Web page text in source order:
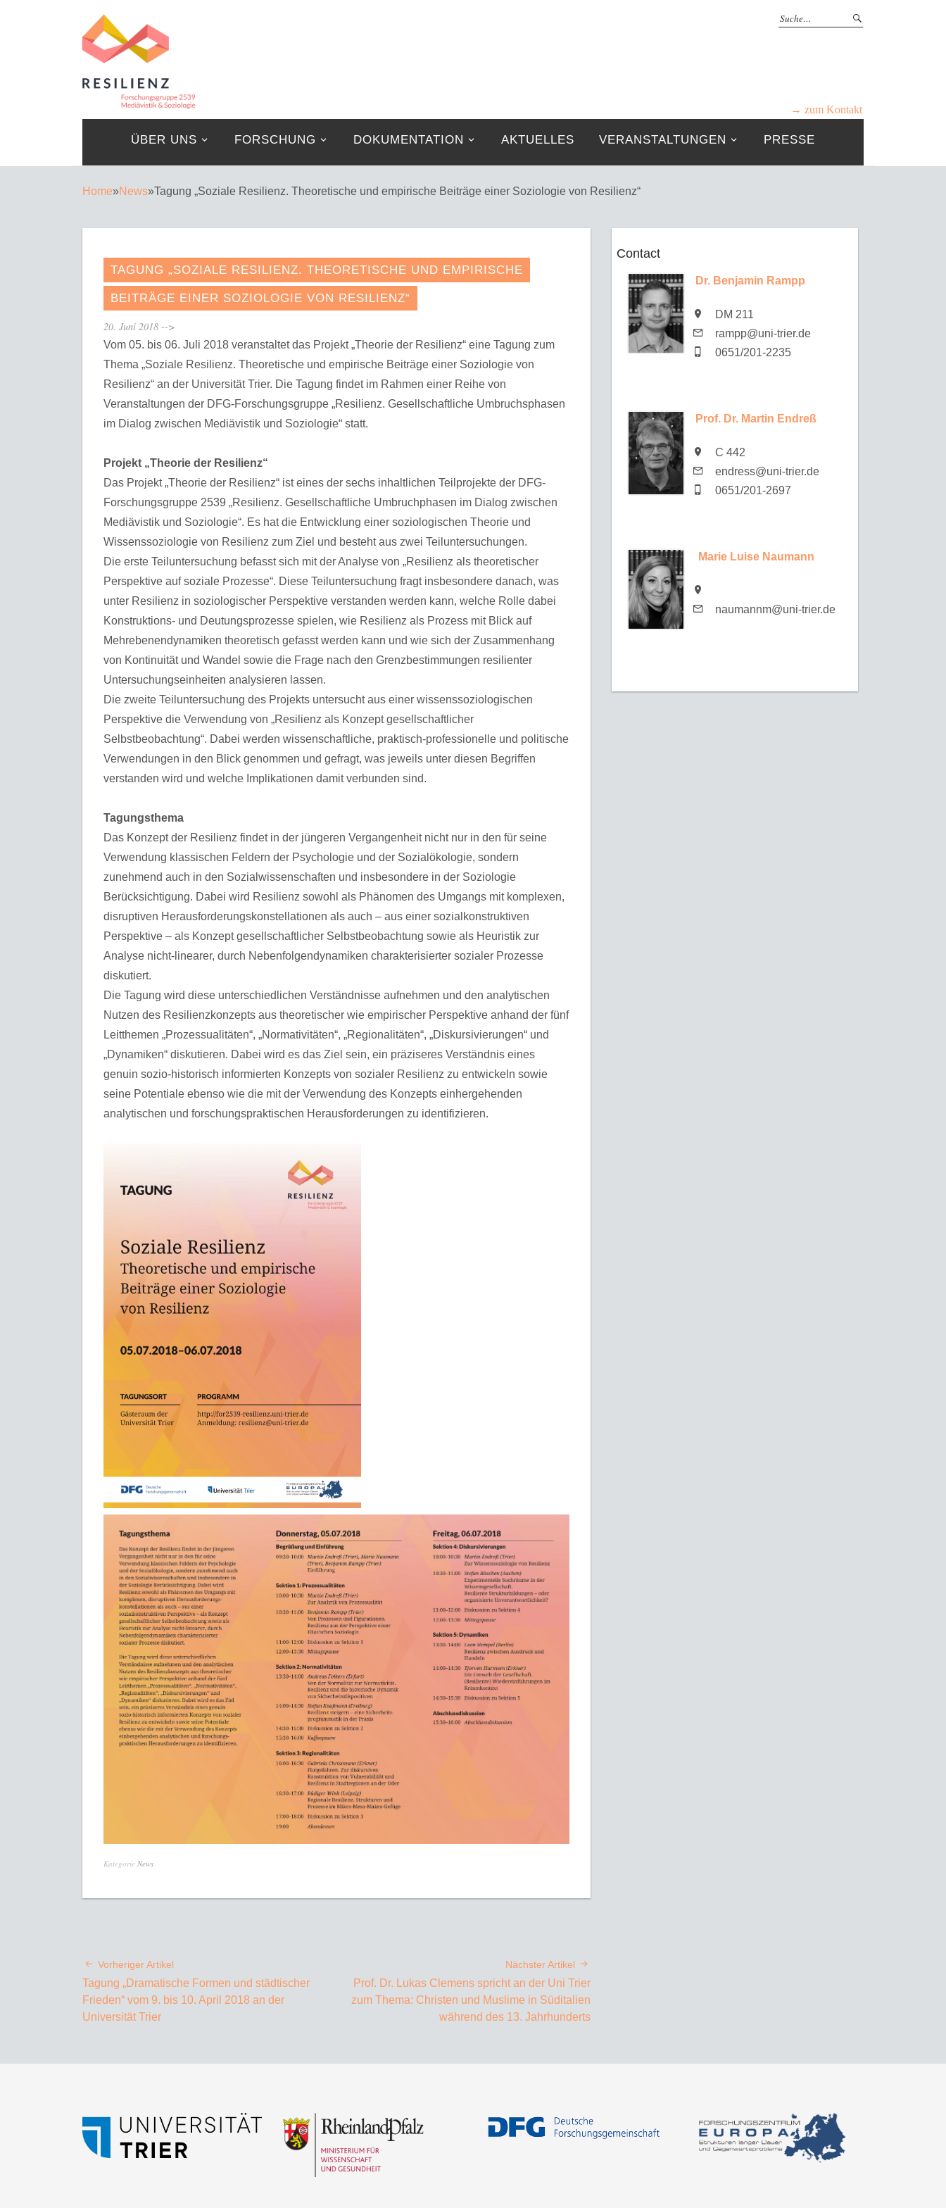
→ zum Kontakt
ÜBER UNS FORSCHUNG DOKUMENTATION AKTUELLES VERANSTALTUNGEN PRESSE
Home»News»Tagung „Soziale Resilienz. Theoretische und empirische Beiträge einer Soziologie von Resilienz“
TAGUNG „SOZIALE RESILIENZ. THEORETISCHE UND EMPIRISCHE
BEITRÄGE EINER SOZIOLOGIE VON RESILIENZ“
20. Juni 2018 -->
Vom 05. bis 06. Juli 2018 veranstaltet das Projekt „Theorie der Resilienz“ eine Tagung zum
Thema „Soziale Resilienz. Theoretische und empirische Beiträge einer Soziologie von
Resilienz“ an der Universität Trier. Die Tagung findet im Rahmen einer Reihe von
Veranstaltungen der DFG-Forschungsgruppe „Resilienz. Gesellschaftliche Umbruchsphasen
im Dialog zwischen Mediävistik und Soziologie“ statt.
Projekt „Theorie der Resilienz“
Das Projekt „Theorie der Resilienz“ ist eines der sechs inhaltlichen Teilprojekte der DFG-
Forschungsgruppe 2539 „Resilienz. Gesellschaftliche Umbruchphasen im Dialog zwischen
Mediävistik und Soziologie“. Es hat die Entwicklung einer soziologischen Theorie und
Wissenssoziologie von Resilienz zum Ziel und besteht aus zwei Teiluntersuchungen.
Die erste Teiluntersuchung befasst sich mit der Analyse von „Resilienz als theoretischer
Perspektive auf soziale Prozesse“. Diese Teiluntersuchung fragt insbesondere danach, was
unter Resilienz in soziologischer Perspektive verstanden werden kann, welche Rolle dabei
Konstruktions- und Deutungsprozesse spielen, wie Resilienz als Prozess mit Blick auf
Mehrebenendynamiken theoretisch gefasst werden kann und wie sich der Zusammenhang
von Kontinuität und Wandel sowie die Frage nach den Grenzbestimmungen resilienter
Untersuchungseinheiten analysieren lassen.
Die zweite Teiluntersuchung des Projekts untersucht aus einer wissenssoziologischen
Perspektive die Verwendung von „Resilienz als Konzept gesellschaftlicher
Selbstbeobachtung“. Dabei werden wissenschaftliche, praktisch-professionelle und politische
Verwendungen in den Blick genommen und gefragt, was jeweils unter diesen Begriffen
verstanden wird und welche Implikationen damit verbunden sind.
Tagungsthema
Das Konzept der Resilienz findet in der jüngeren Vergangenheit nicht nur in den für seine
Verwendung klassischen Feldern der Psychologie und der Sozialökologie, sondern
zunehmend auch in den Sozialwissenschaften und insbesondere in der Soziologie
Berücksichtigung. Dabei wird Resilienz sowohl als Phänomen des Umgangs mit komplexen,
disruptiven Herausforderungskonstellationen als auch – aus einer sozialkonstruktiven
Perspektive – als Konzept gesellschaftlicher Selbstbeobachtung sowie als Heuristik zur
Analyse nicht-linearer, durch Nebenfolgendynamiken charakterisierter sozialer Prozesse
diskutiert.
Die Tagung wird diese unterschiedlichen Verständnisse aufnehmen und den analytischen
Nutzen des Resilienzkonzepts aus theoretischer wie empirischer Perspektive anhand der fünf
Leitthemen „Prozessualitäten“, „Normativitäten“, „Regionalitäten“, „Diskursivierungen“ und
„Dynamiken“ diskutieren. Dabei wird es das Ziel sein, ein präziseres Verständnis eines
genuin sozio-historisch informierten Konzepts von sozialer Resilienz zu entwickeln sowie
seine Potentiale ebenso wie die mit der Verwendung des Konzepts einhergehenden
analytischen und forschungspraktischen Herausforderungen zu identifizieren.
Kategorie News
Vorheriger Artikel
Tagung „Dramatische Formen und städtischer
Frieden“ vom 9. bis 10. April 2018 an der
Universität Trier
Nächster Artikel
Prof. Dr. Lukas Clemens spricht an der Uni Trier
zum Thema: Christen und Muslime in Süditalien
während des 13. Jahrhunderts
Contact
Dr. Benjamin Rampp
DM 211
rampp@uni-trier.de
0651/201-2235
Prof. Dr. Martin Endreß
C 442
endress@uni-trier.de
0651/201-2697
Marie Luise Naumann
naumannm@uni-trier.de